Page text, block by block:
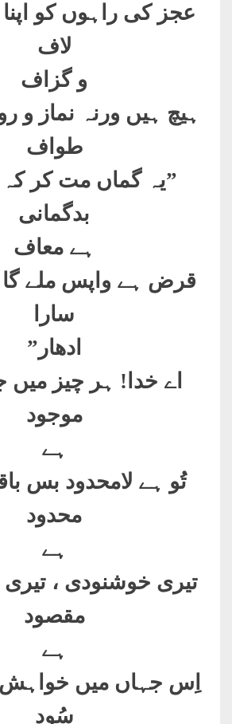
عجز کی راہوں کو
لاف
و گزاف
ہیچ ہیں ورنہ نماز و
طواف
”یہ گماں مت کر
بدگمانی
ہے معاف
قرض ہے واپس ملے گا
سارا
ادھار ”
اے خدا! ہر چیز میں
موجود
ہے
تُو ہے لامحدود بس
محدود
ہے
تیری خوشنودی ، تیری
مقصود
ہے
اِس جہاں میں خواہش
سُود